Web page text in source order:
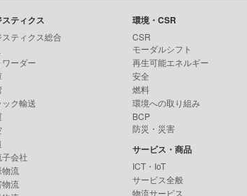
スティクス
スティクス総合
ワーダー
ック輸送
会社
物流
物流
環境・CSR
CSR
モーダルシフト
再生可能エネルギー
安全
燃料
環境への取り組み
BCP
防災・災害
サービス・商品
ICT・IoT
サービス全般
物流サービス